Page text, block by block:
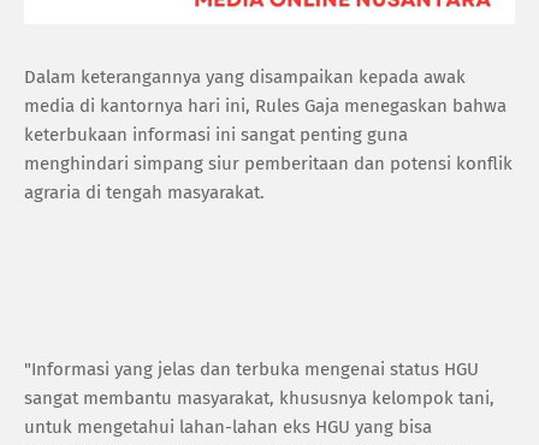
Dalam keterangannya yang disampaikan kepada awak
media di kantornya hari ini, Rules Gaja menegaskan bahwa
keterbukaan informasi ini sangat penting guna
menghindari simpang siur pemberitaan dan potensi konflik
agraria di tengah masyarakat.
"Informasi yang jelas dan terbuka mengenai status HGU
sangat membantu masyarakat, khususnya kelompok tani,
untuk mengetahui lahan-lahan eks HGU yang bisa